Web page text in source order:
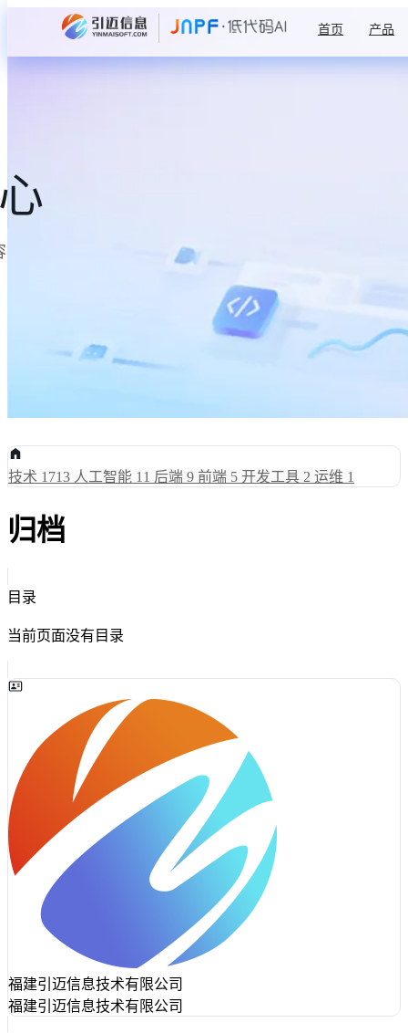
首页 产品
技术 1713 人工智能 11 后端 9 前端 5 开发工具 2 运维 1
归档
目录
当前页面没有目录
福建引迈信息技术有限公司
福建引迈信息技术有限公司